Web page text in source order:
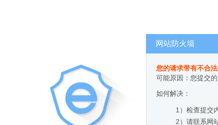
网站防火墙
您的请求带有不合
可能原因：您提交
如何解决：
1）检查提交
2）请联系网